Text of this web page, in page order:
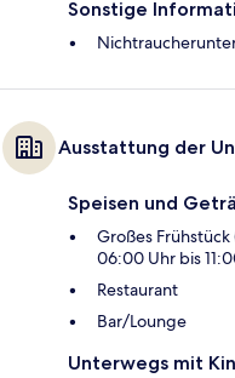
Sonstige
Ausstattung der
Speisen und
Großes
06:00 Uhr bis
Restaurant
Bar/Lounge
Unterwegs mit